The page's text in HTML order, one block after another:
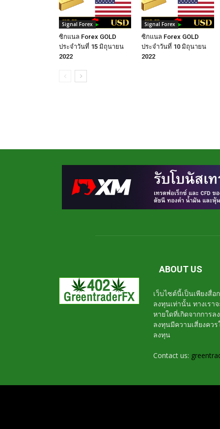
Signal Forex
ซิกแนล Forex GOLD
ประจำวันที่ 15 มิถุนายน
2022
Signal Forex
ซิกแนล Forex GOLD
ประจำวันที่ 10 มิถุนายน
2022
ABOUT US
เว็บไซต์นี้เป็นเพียงสื่
ลงทุนเท่านั้น ทางเรา
หายใดที่เกิดจากการ
ลงทุนมีความเสี่ยงค
ลงทุน
Contact us: